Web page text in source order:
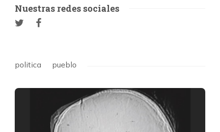
Nuestras redes sociales
politica pueblo